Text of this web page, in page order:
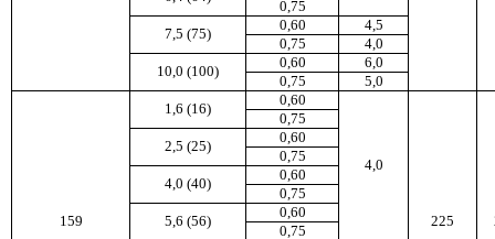
0,75
7,5 (75)
0,60
4,5
0,75
4,0
10,0 (100)
0,60
6,0
0,75
5,0
159
1,6 (16)
0,60
4,0
225
0,75
2,5 (25)
0,60
0,75
4,0 (40)
0,60
0,75
5,6 (56)
0,60
0,75